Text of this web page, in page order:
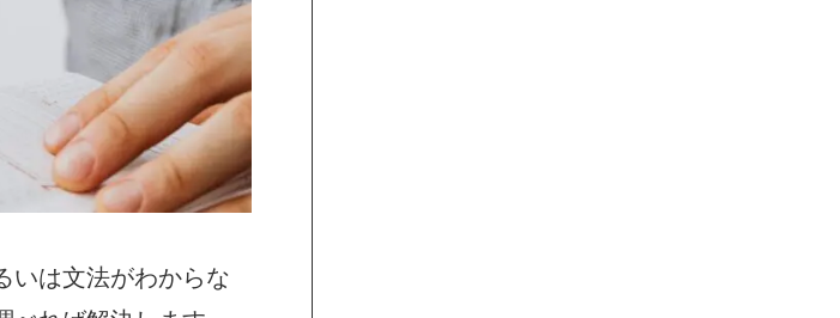
いは文法がわからな